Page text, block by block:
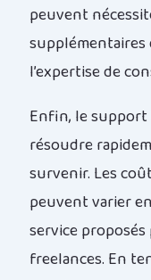
peuvent
supplémentaires
l’expertise de
Enfin, le
résoudre
survenir. Les
peuvent varier
service proposés
freelances. En